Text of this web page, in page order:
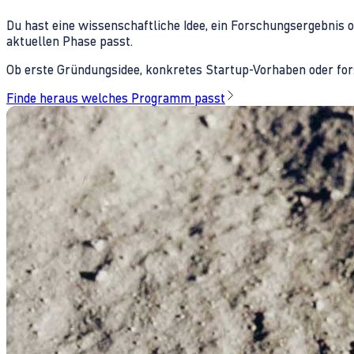
Du hast eine wissenschaftliche Idee, ein
aktuellen Phase passt.
Ob erste Gründungsidee, konkretes Startup-Vorhaben oder
Finde heraus welches Programm passt